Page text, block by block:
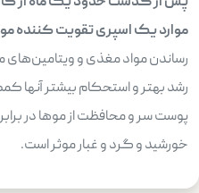
موارد یک اسپری تقویت کننده
رساندن مواد مغذی و ویتامین‌های
رشد بهتر و استحکام بیشتر آنها
پوست سر و محافظت از موها در
خورشید و گرد و غبار موثر است.